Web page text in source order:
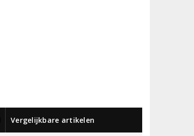
Vergelijkbare artikelen